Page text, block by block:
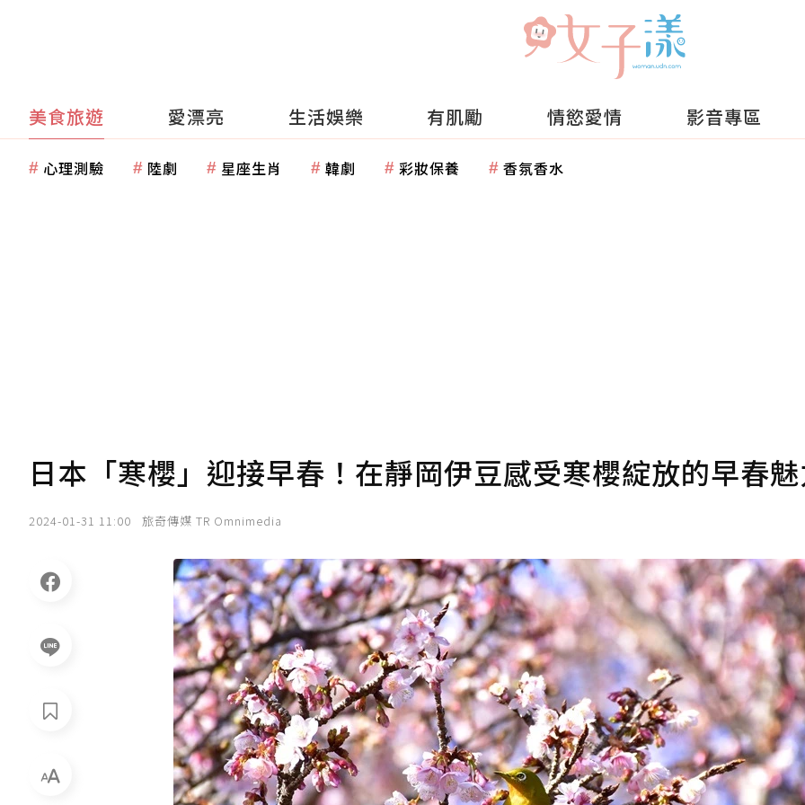
美食旅遊 愛漂亮 生活娛樂 有肌勵 情慾愛情 影音專區
心理測驗 陸劇 星座生肖 韓劇 彩妝保養 香氛香水
日本「寒櫻」迎接早春！在靜岡伊豆感受寒櫻綻放的早春
2024-01-31 11:00 旅奇傳媒 TR Omnimedia